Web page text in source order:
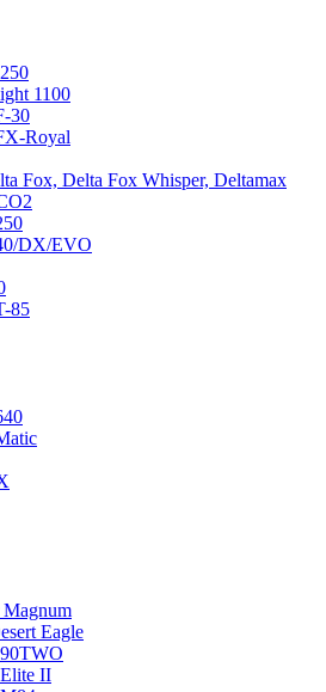
1100
30
Royal
Fox, Delta Fox Whisper, Deltamax
DX/EVO
85
Eagle
II